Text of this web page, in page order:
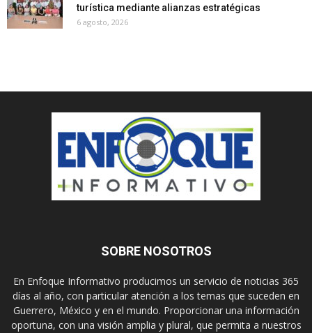
turística mediante alianzas estratégicas
6 agosto, 2026
SOBRE NOSOTROS
En Enfoque Informativo producimos un servicio de noticias 365
días al año, con particular atención a los temas que suceden en
Guerrero, México y en el mundo. Proporcionar una información
oportuna, con una visión amplia y plural, que permita a nuestros